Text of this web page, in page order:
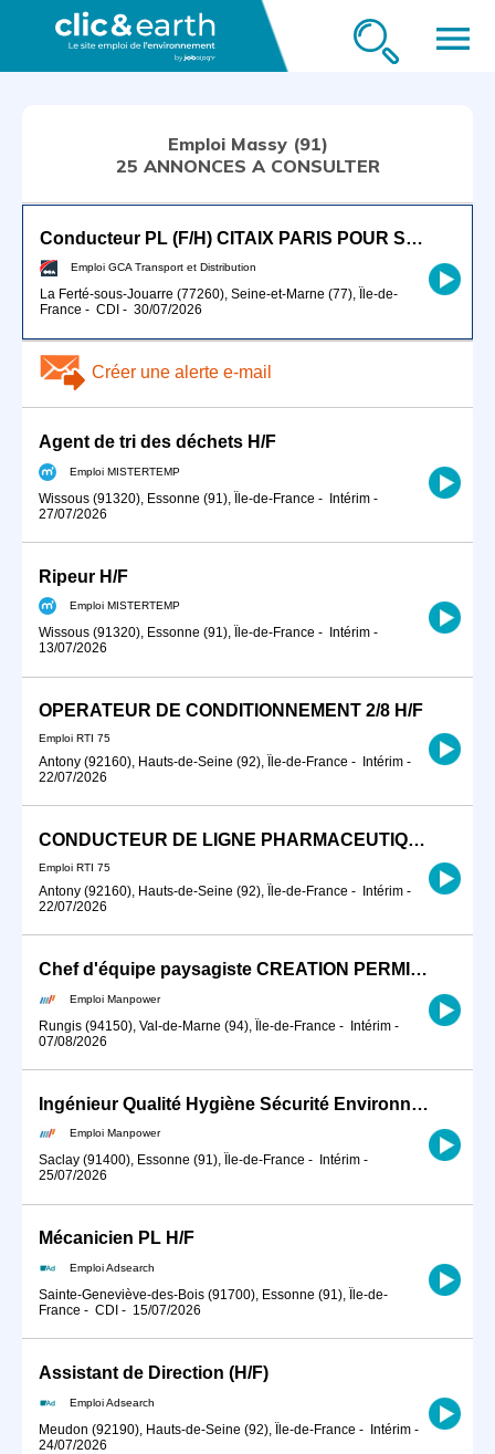
menu
Emploi Massy (91)
25 ANNONCES A CONSULTER
Conducteur PL (F/H) CITAIX PARIS POUR SEPTEMBRE 2026
Emploi GCA Transport et Distribution
La Ferté-sous-Jouarre (77260), Seine-et-Marne (77), Île-de-
France - CDI - 30/07/2026
Créer une alerte e-mail
Agent de tri des déchets H/F
Emploi MISTERTEMP
Wissous (91320), Essonne (91), Île-de-France - Intérim -
27/07/2026
Ripeur H/F
Emploi MISTERTEMP
Wissous (91320), Essonne (91), Île-de-France - Intérim -
13/07/2026
OPERATEUR DE CONDITIONNEMENT 2/8 H/F
Emploi RTI 75
Antony (92160), Hauts-de-Seine (92), Île-de-France - Intérim -
22/07/2026
CONDUCTEUR DE LIGNE PHARMACEUTIQUE
Emploi RTI 75
Antony (92160), Hauts-de-Seine (92), Île-de-France - Intérim -
22/07/2026
Chef d'équipe paysagiste CREATION PERMIS B (H/F)
Emploi Manpower
Rungis (94150), Val-de-Marne (94), Île-de-France - Intérim -
07/08/2026
Ingénieur Qualité Hygiène Sécurité Environnement (QHSE) /prévention sécurité risques prof (H/F)
Emploi Manpower
Saclay (91400), Essonne (91), Île-de-France - Intérim -
25/07/2026
Mécanicien PL H/F
Emploi Adsearch
Sainte-Geneviève-des-Bois (91700), Essonne (91), Île-de-
France - CDI - 15/07/2026
Assistant de Direction (H/F)
Emploi Adsearch
Meudon (92190), Hauts-de-Seine (92), Île-de-France - Intérim -
24/07/2026